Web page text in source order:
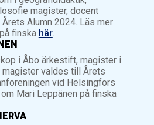
magister, docent
Alumn 2024. Läs mer
finska här.
i Åbo ärkestift, magister i
valdes till Årets
vid Helsingfors
Mari Leppänen på finska